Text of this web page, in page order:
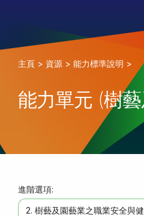
主頁 > 資源 > 能力標準說明 >
能力單元 (樹
進階選項:
2. 樹藝及園藝業之職業安全與